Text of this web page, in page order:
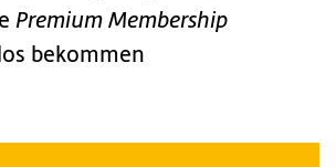
Premium Membership
bekommen